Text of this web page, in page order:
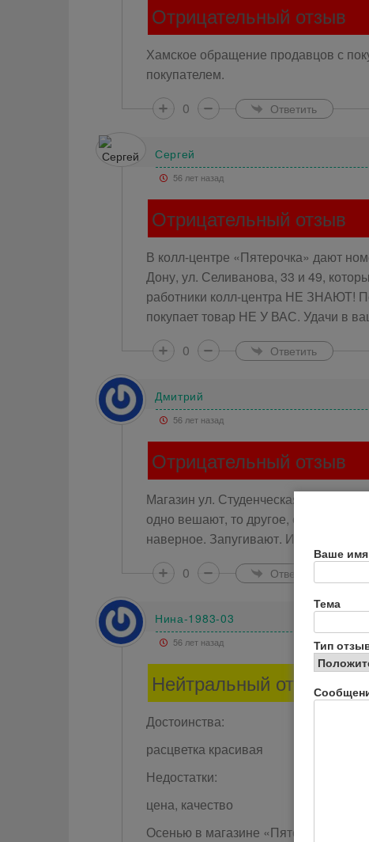
Отрицательный отзыв
Хамское обращение продавцов с
покупателем.
0
Ответить
Сергей
56 лет назад
Отрицательный отзыв
В колл-центре «Пятерочка» дают
Дону, ул. Селиванова, 33 и 49,
работники колл-центра НЕ ЗНАЮТ!
покупает товар НЕ У ВАС. Удачи в
0
Ответить
Дмитрий
56 лет назад
Отрицательный отзыв
Магазин ул. Студенческая и Химиков
одно вешают, то другое, есть не
наверное. Запугивают. И посылают.
0
Ответить
Нина-1983-03
56 лет назад
Нейтральный отзыв
Достоинства:
расцветка красивая
Недостатки:
цена, качество
Осенью в магазине «Пятерочка»
Ваше имя
Тема
Тип